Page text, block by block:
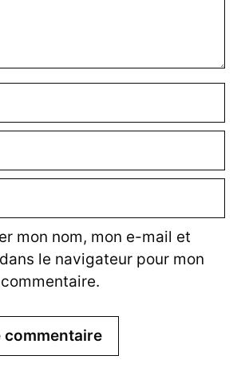
mon nom, mon e-mail et
le navigateur pour mon